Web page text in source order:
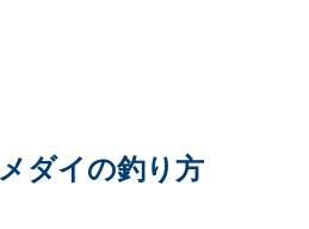
ダイの釣り方